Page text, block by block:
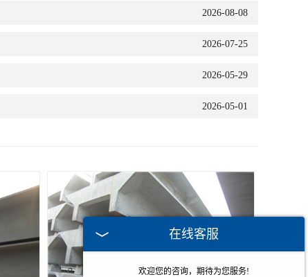
2026-08-08
2026-07-25
2026-05-29
2026-05-01
在线客服
欢迎您的咨询，期待为您服务!